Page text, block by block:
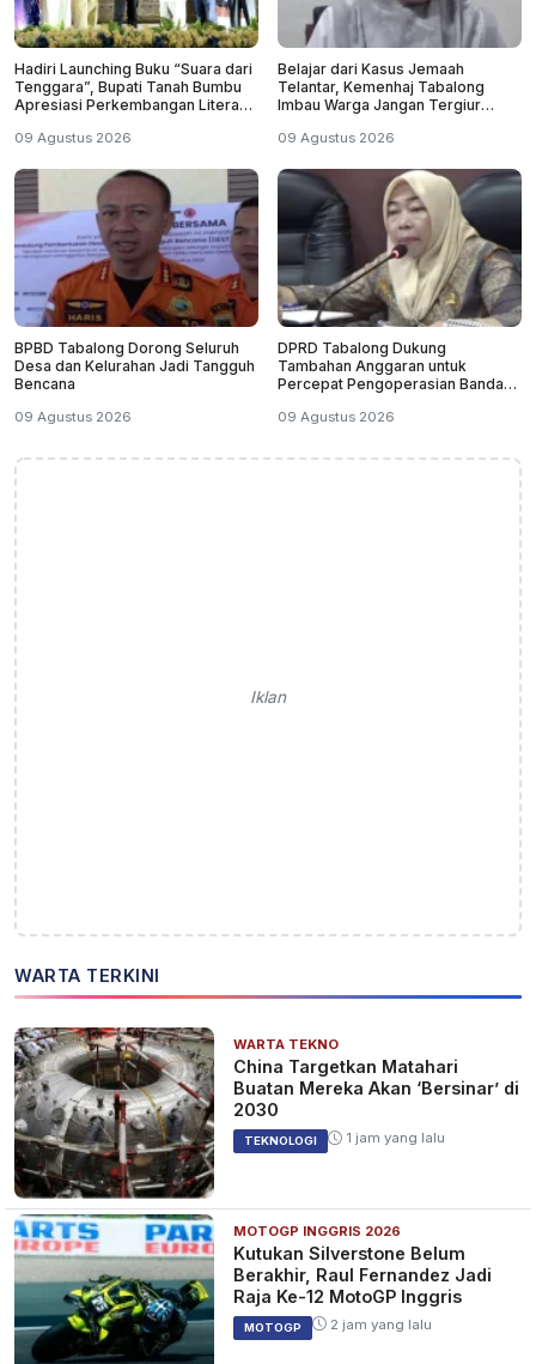
Hadiri Launching Buku “Suara dari
Tenggara”, Bupati Tanah Bumbu
Apresiasi Perkembangan Literasi
09 Agustus 2026
Belajar dari Kasus Jemaah
Telantar, Kemenhaj Tabalong
Imbau Warga Jangan Tergiur
09 Agustus 2026
BPBD Tabalong Dorong Seluruh
Desa dan Kelurahan Jadi Tangguh
Bencana
09 Agustus 2026
DPRD Tabalong Dukung
Tambahan Anggaran untuk
Percepat Pengoperasian Bandara
09 Agustus 2026
Iklan
WARTA TERKINI
WARTA TEKNO
China Targetkan Matahari
Buatan Mereka Akan ‘Bersinar’ di
2030
TEKNOLOGI 1 jam yang lalu
MOTOGP INGGRIS 2026
Kutukan Silverstone Belum
Berakhir, Raul Fernandez Jadi
Raja Ke-12 MotoGP Inggris
MOTOGP 2 jam yang lalu